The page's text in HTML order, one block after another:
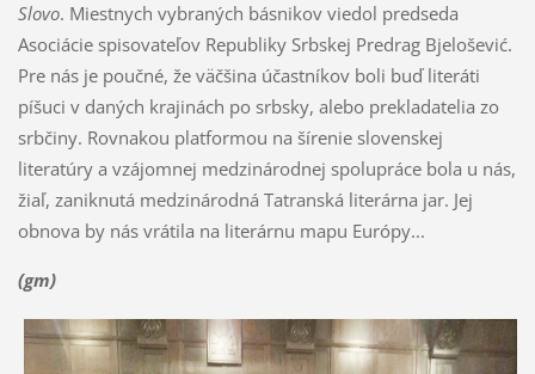
Slovo. Miestnych vybraných básnikov viedol predseda
Asociácie spisovateľov Republiky Srbskej Predrag Bjelošević.
Pre nás je poučné, že väčšina účastníkov boli buď literáti
píšuci v daných krajinách po srbsky, alebo prekladatelia zo
srbčiny. Rovnakou platformou na šírenie slovenskej
literatúry a vzájomnej medzinárodnej spolupráce bola u nás,
žiaľ, zaniknutá medzinárodná Tatranská literárna jar. Jej
obnova by nás vrátila na literárnu mapu Európy...
(gm)